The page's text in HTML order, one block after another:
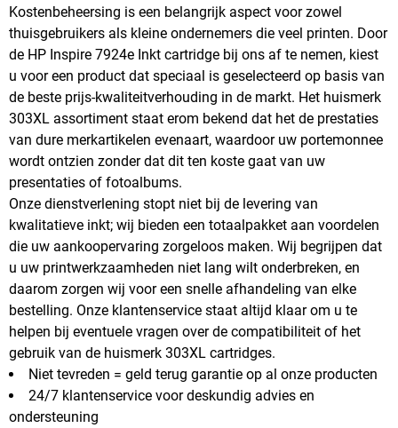
Kostenbeheersing is een belangrijk aspect voor zowel
thuisgebruikers als kleine ondernemers die veel printen. Door
de HP Inspire 7924e Inkt cartridge bij ons af te nemen, kiest
u voor een product dat speciaal is geselecteerd op basis van
de beste prijs-kwaliteitverhouding in de markt. Het huismerk
303XL assortiment staat erom bekend dat het de prestaties
van dure merkartikelen evenaart, waardoor uw portemonnee
wordt ontzien zonder dat dit ten koste gaat van uw
presentaties of fotoalbums.
Onze dienstverlening stopt niet bij de levering van
kwalitatieve inkt; wij bieden een totaalpakket aan voordelen
die uw aankoopervaring zorgeloos maken. Wij begrijpen dat
u uw printwerkzaamheden niet lang wilt onderbreken, en
daarom zorgen wij voor een snelle afhandeling van elke
bestelling. Onze klantenservice staat altijd klaar om u te
helpen bij eventuele vragen over de compatibiliteit of het
gebruik van de huismerk 303XL cartridges.
Niet tevreden = geld terug garantie op al onze producten
24/7 klantenservice voor deskundig advies en
ondersteuning